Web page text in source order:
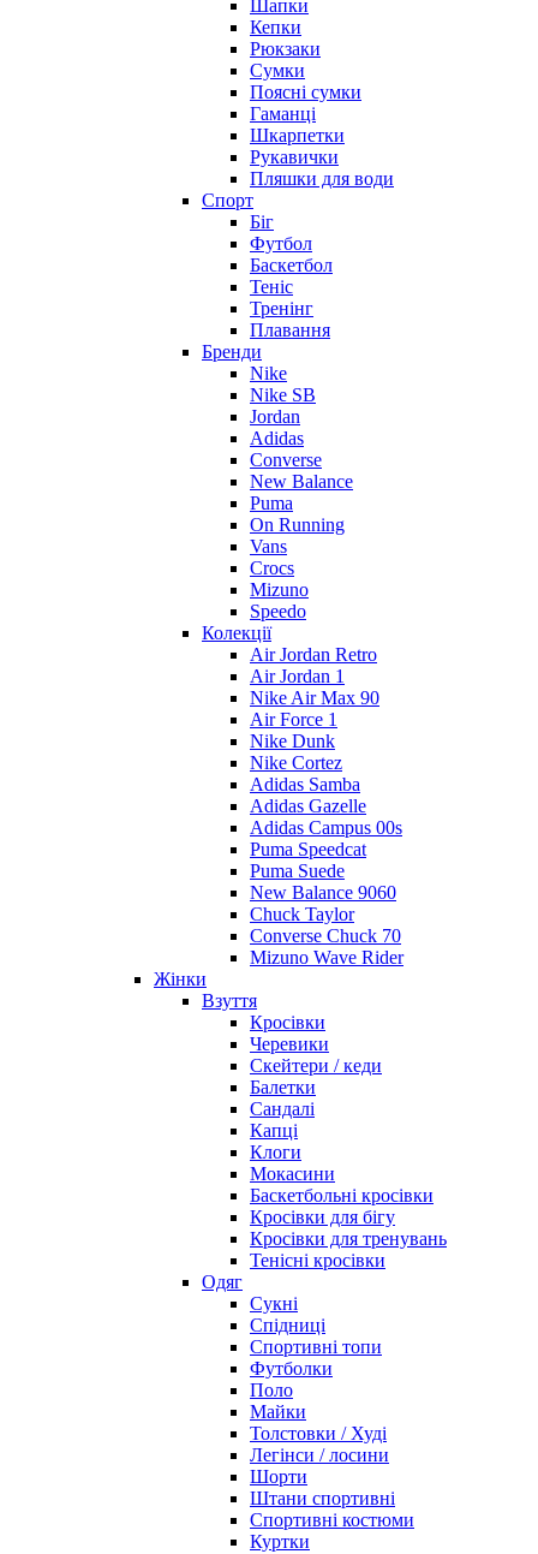
Шапки
Кепки
Рюкзаки
Сумки
Поясні сумки
Гаманці
Шкарпетки
Рукавички
Пляшки для води
Спорт
Біг
Футбол
Баскетбол
Теніс
Тренінг
Плавання
Бренди
Nike
Nike SB
Jordan
Adidas
Converse
New Balance
Puma
On Running
Vans
Crocs
Mizuno
Speedo
Колекції
Air Jordan Retro
Air Jordan 1
Nike Air Max 90
Air Force 1
Nike Dunk
Nike Cortez
Adidas Samba
Adidas Gazelle
Adidas Campus 00s
Puma Speedcat
Puma Suede
New Balance 9060
Chuck Taylor
Converse Chuck 70
Mizuno Wave Rider
Жінки
Взуття
Кросівки
Черевики
Скейтери / кеди
Балетки
Сандалі
Капці
Клоги
Мокасини
Баскетбольні кросівки
Кросівки для бігу
Кросівки для тренувань
Тенісні кросівки
Одяг
Сукні
Спідниці
Спортивні топи
Футболки
Поло
Майки
Толстовки / Худі
Легінси / лосини
Шорти
Штани спортивні
Спортивні костюми
Куртки